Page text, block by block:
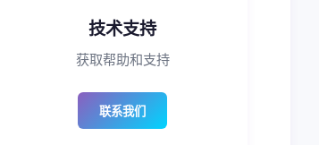
技术支持
获取帮助和支持
联系我们